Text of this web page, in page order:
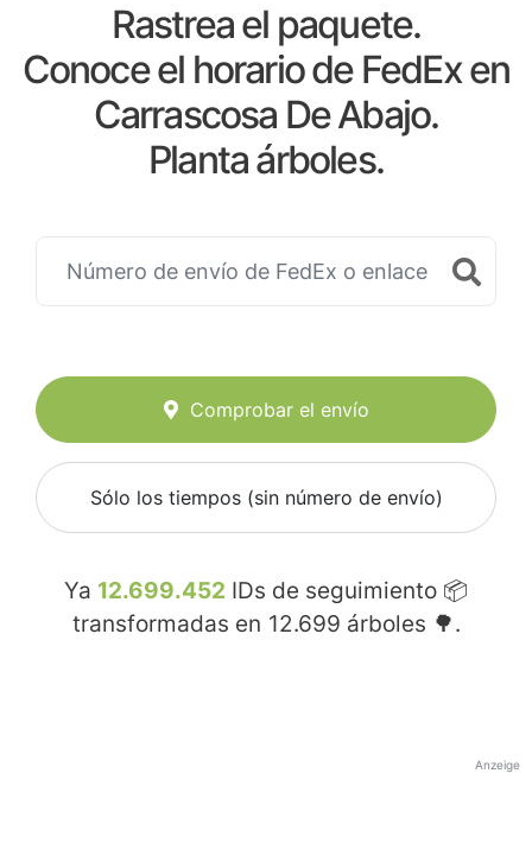
Rastrea el paquete.
Conoce el horario de FedEx en
Carrascosa De Abajo.
Planta árboles.
Comprobar el envío
Sólo los tiempos (sin número de envío)
Ya 12.699.452 IDs de seguimiento 📦
transformadas en 12.699 árboles 🌳.
Anzeige